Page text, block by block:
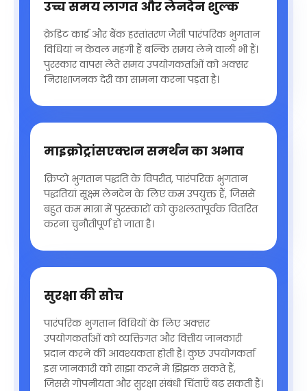
उच्च समय लागत और लेनदेन शुल्क
क्रेडिट कार्ड और बैंक हस्तांतरण जैसी पारंपरिक भुगतान
विधियां न केवल महंगी हैं बल्कि समय लेने वाली भी हैं।
पुरस्कार वापस लेते समय उपयोगकर्ताओं को अक्सर
निराशाजनक देरी का सामना करना पड़ता है।
माइक्रोट्रांसएक्शन समर्थन का अभाव
क्रिप्टो भुगतान पद्धति के विपरीत, पारंपरिक भुगतान
पद्धतियां सूक्ष्म लेनदेन के लिए कम उपयुक्त हैं, जिससे
बहुत कम मात्रा में पुरस्कारों को कुशलतापूर्वक वितरित
करना चुनौतीपूर्ण हो जाता है।
सुरक्षा की सोच
पारंपरिक भुगतान विधियों के लिए अक्सर
उपयोगकर्ताओं को व्यक्तिगत और वित्तीय जानकारी
प्रदान करने की आवश्यकता होती है। कुछ उपयोगकर्ता
इस जानकारी को साझा करने में झिझक सकते हैं,
जिससे गोपनीयता और सुरक्षा संबंधी चिंताएँ बढ़ सकती हैं।